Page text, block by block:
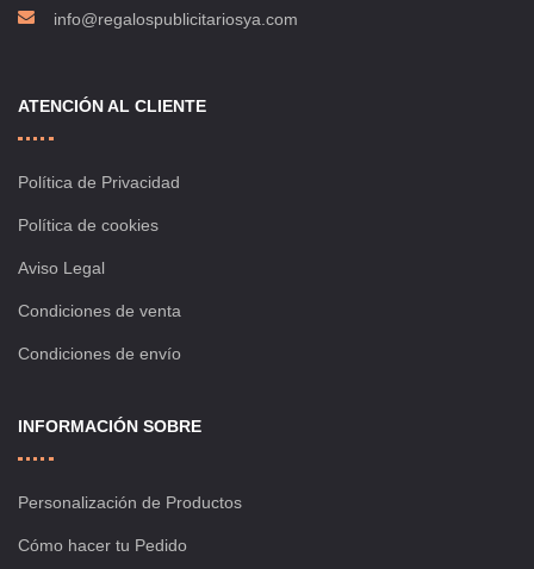
info@regalospublicitariosya.com
ATENCIÓN AL CLIENTE
Política de Privacidad
Política de cookies
Aviso Legal
Condiciones de venta
Condiciones de envío
INFORMACIÓN SOBRE
Personalización de Productos
Cómo hacer tu Pedido